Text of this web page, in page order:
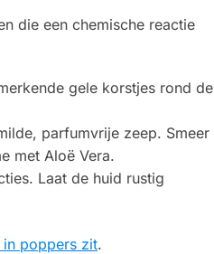
die een chemische reactie
gele korstjes rond de
parfumvrije zeep. Smeer
met Aloë Vera.
Laat de huid rustig
in poppers zit.